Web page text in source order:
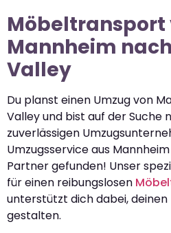
Möbeltransport
Mannheim
Valley
Du planst einen Umzug von
Valley und bist auf der Suche
zuverlässigen
Umzugsservice aus
Partner gefunden! Unser
für einen reibungslosen
unterstützt dich dabei, deinen
gestalten.